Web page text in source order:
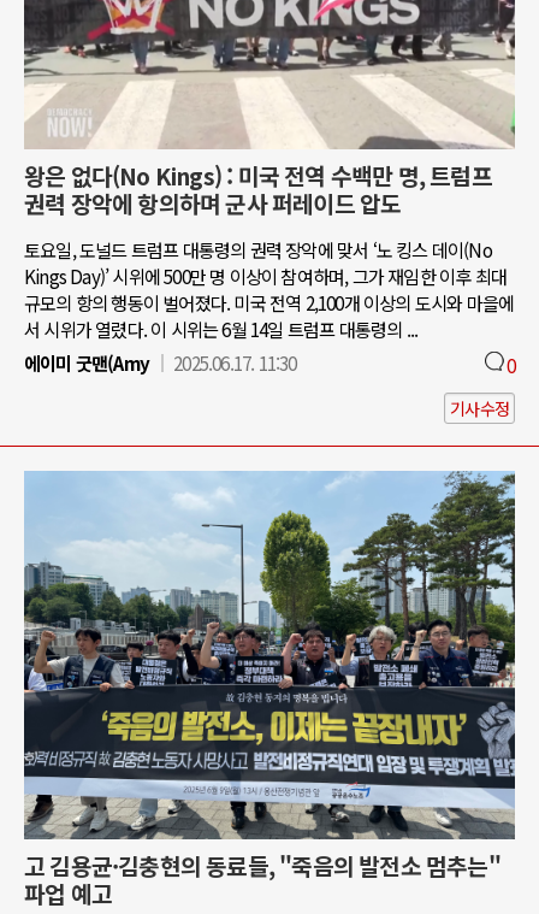
왕은 없다(No Kings) : 미국 전역 수백만 명, 트럼프
권력 장악에 항의하며 군사 퍼레이드 압도
토요일, 도널드 트럼프 대통령의 권력 장악에 맞서 ‘노 킹스 데이(No
Kings Day)’ 시위에 500만 명 이상이 참여하며, 그가 재임한 이후 최대
규모의 항의 행동이 벌어졌다. 미국 전역 2,100개 이상의 도시와 마을에
서 시위가 열렸다. 이 시위는 6월 14일 트럼프 대통령의 ...
에이미 굿맨(Amy
2025.06.17. 11:30 0
기사수정
고 김용균·김충현의 동료들, "죽음의 발전소 멈추는"
파업 예고